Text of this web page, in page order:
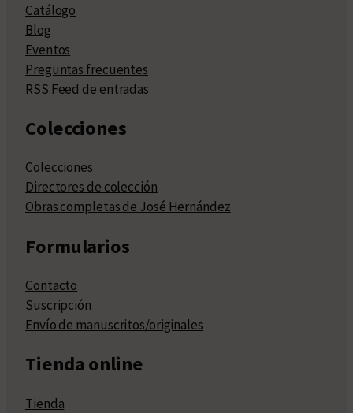
Catálogo
Blog
Eventos
Preguntas frecuentes
RSS Feed de entradas
Colecciones
Colecciones
Directores de colección
Obras completas de José Hernández
Formularios
Contacto
Suscripción
Envío de manuscritos/originales
Tienda online
Tienda